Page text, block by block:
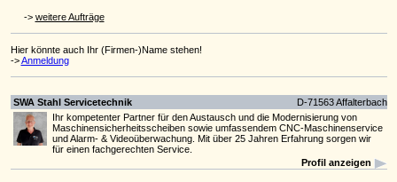
-> weitere Aufträge
Hier könnte auch Ihr (Firmen-)Name stehen!
->Anmeldung
SWA Stahl Servicetechnik
D-71563 Affalterbach
Ihr kompetenter Partner für den Austausch und die Modernisierung von
Maschinensicherheitsscheiben sowie umfassendem CNC-Maschinenservice
und Alarm- & Videoüberwachung. Mit über 25 Jahren Erfahrung sorgen wir
für einen fachgerechten Service.
Profil anzeigen